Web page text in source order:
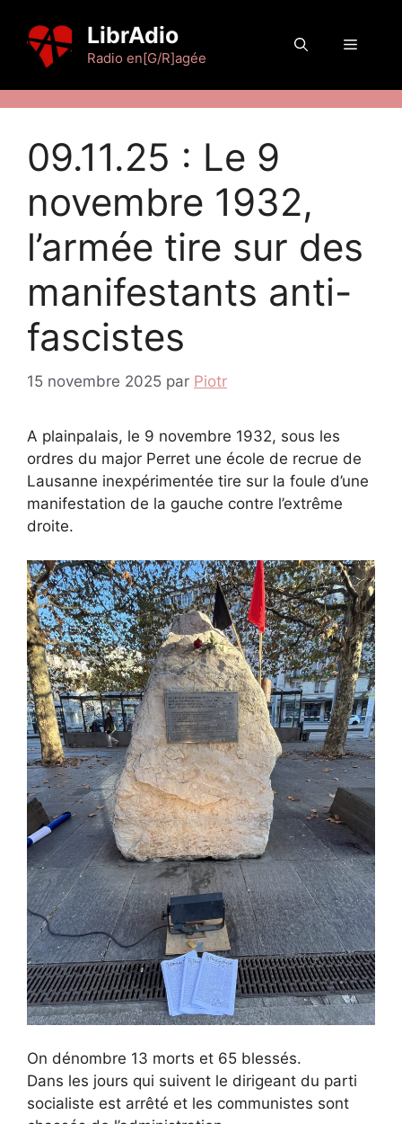
contenu
LibrAdio
Radio en[G/R]agée
Menu
09.11.25 : Le 9
novembre 1932,
l’armée tire sur des
manifestants anti-
fascistes
15 novembre 2025 par Piotr
A plainpalais, le 9 novembre 1932, sous les
ordres du major Perret une école de recrue de
Lausanne inexpérimentée tire sur la foule d’une
manifestation de la gauche contre l’extrême
droite.
On dénombre 13 morts et 65 blessés.
Dans les jours qui suivent le dirigeant du parti
socialiste est arrêté et les communistes sont